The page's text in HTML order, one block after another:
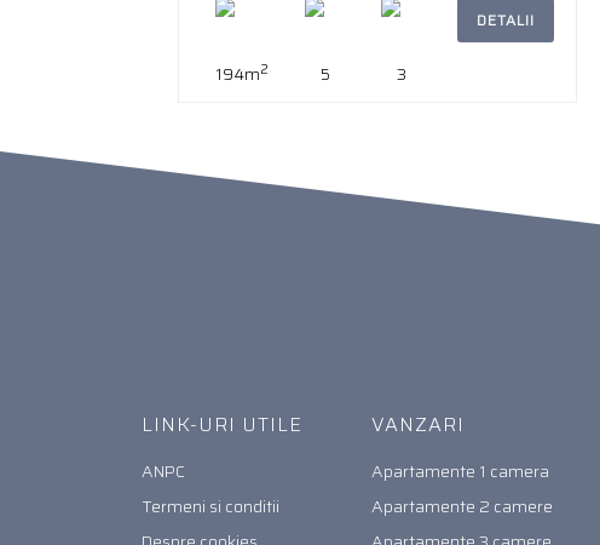
194m2 5 3
DETALII
LINK-URI UTILE
ANPC
Termeni si conditii
VANZARI
Apartamente 1 camera
Apartamente 2 camere